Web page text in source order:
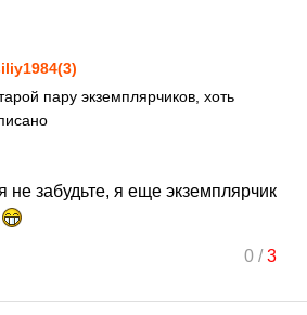
пару экземплярчиков, хоть
не забудьте, я еще экземплярчик
0/3